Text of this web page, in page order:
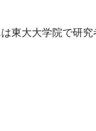
東大大学院で研